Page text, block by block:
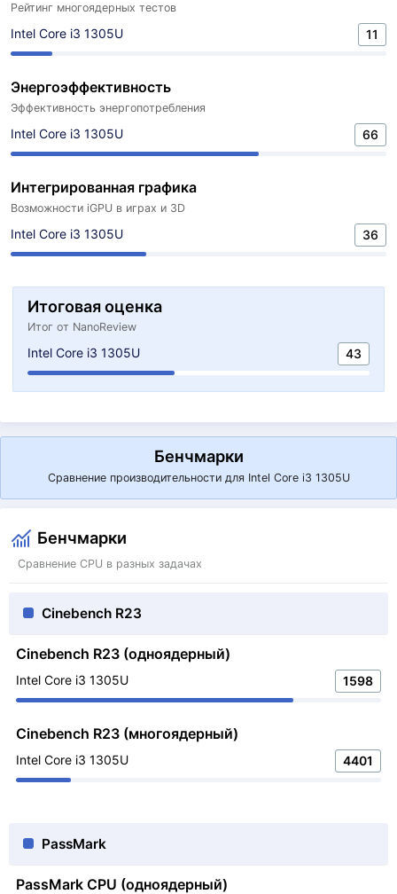
Рейтинг многоядерных тестов
Intel Core i3 1305U 11
Энергоэффективность
Эффективность энергопотребления
Intel Core i3 1305U 66
Интегрированная графика
Возможности iGPU в играх и 3D
Intel Core i3 1305U 36
Итоговая оценка
Итог от NanoReview
Intel Core i3 1305U 43
Бенчмарки
Сравнение производительности для Intel Core i3 1305U
Бенчмарки
Сравнение CPU в разных задачах
Cinebench R23
Cinebench R23 (одноядерный)
Intel Core i3 1305U 1598
Cinebench R23 (многоядерный)
Intel Core i3 1305U 4401
PassMark
PassMark CPU (одноядерный)